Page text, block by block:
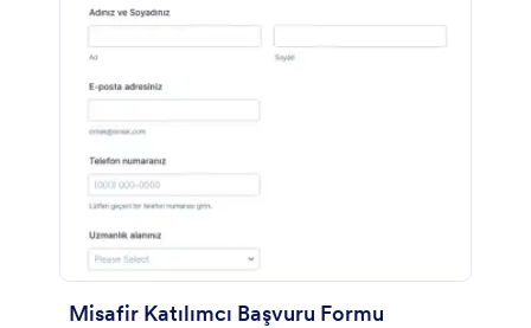
Misafir Katılımcı Başvuru Formu